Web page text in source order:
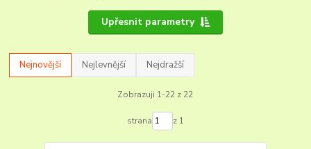
Upřesnit parametry
Nejnovější Nejlevnější Nejdražší
Zobrazuji 1-22 z 22
strana z 1